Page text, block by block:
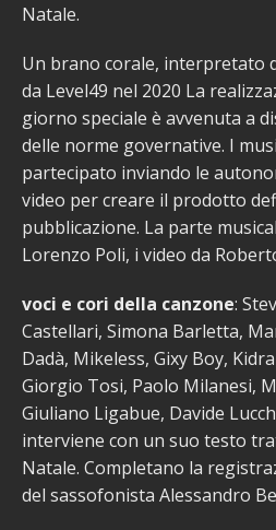
Natale.
Un brano corale, interpretato
da Level49 nel 2020 La
giorno speciale è avvenuta a
delle norme governative. I
partecipato inviando le
video per creare il prodotto
pubblicazione. La parte
Lorenzo Poli, i video da
voci e cori della canzone:
Castellari, Simona Barletta,
Dadà, Mikeless, Gixy Boy,
Giorgio Tosi, Paolo Milanesi,
Giuliano Ligabue, Davide
interviene con un suo testo
Natale. Completano la
del sassofonista Alessandro